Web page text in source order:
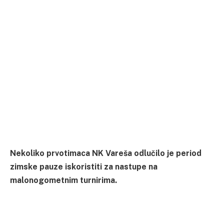
Nekoliko prvotimaca NK Vareša odlučilo je period
zimske pauze iskoristiti za nastupe na
malonogometnim turnirima.